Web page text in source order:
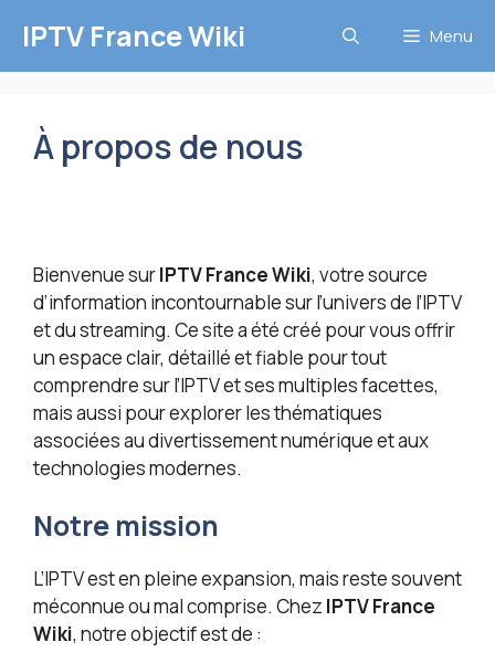
contenu
IPTV France Wiki Menu
À propos de nous
Bienvenue surIPTV France Wiki, votre source
d’information incontournable sur l’univers de l’IPTV
et du streaming. Ce site a été créé pour vous offrir
un espace clair, détaillé et fiable pour tout
comprendre sur l’IPTV et ses multiples facettes,
mais aussi pour explorer les thématiques
associées au divertissement numérique et aux
technologies modernes.
Notre mission
L’IPTV est en pleine expansion, mais reste souvent
méconnue ou mal comprise. Chez IPTV France
Wiki, notre objectif est de :